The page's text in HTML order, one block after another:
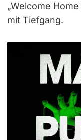
„Welcome
mit Tiefgang.